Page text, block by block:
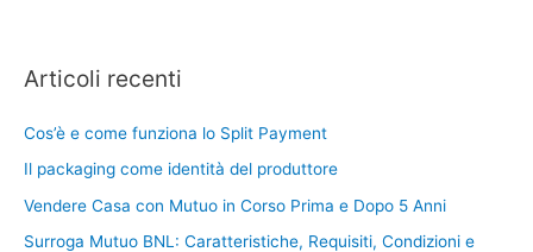
Articoli recenti
Cos’è e come funziona lo Split Payment
Il packaging come identità del produttore
Vendere Casa con Mutuo in Corso Prima e Dopo 5 Anni
Surroga Mutuo BNL: Caratteristiche, Requisiti, Condizioni e